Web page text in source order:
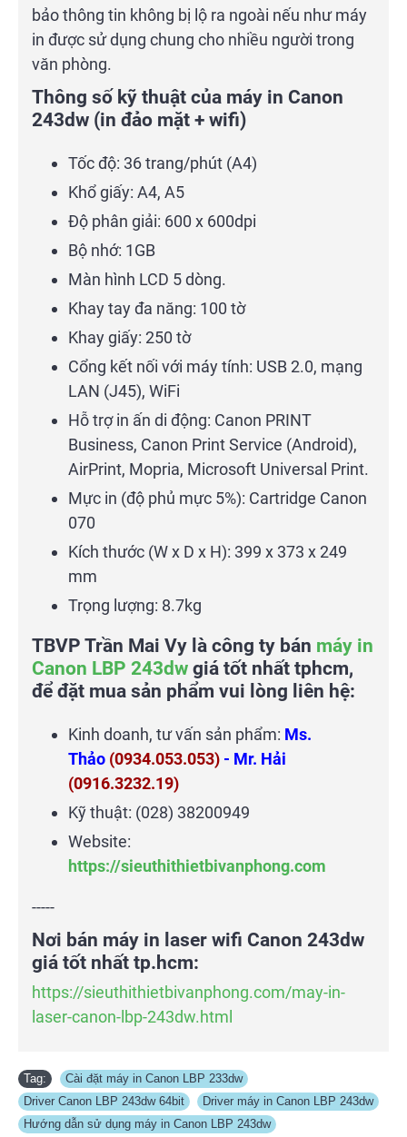
bảo thông tin không bị lộ ra ngoài nếu như máy
in được sử dụng chung cho nhiều người trong
văn phòng.
Thông số kỹ thuật của máy in Canon
243dw (in đảo mặt + wifi)
Tốc độ: 36 trang/phút (A4)
Khổ giấy: A4, A5
Độ phân giải: 600 x 600dpi
Bộ nhớ: 1GB
Màn hình LCD 5 dòng.
Khay tay đa năng: 100 tờ
Khay giấy: 250 tờ
Cổng kết nối với máy tính: USB 2.0, mạng
LAN (J45), WiFi
Hỗ trợ in ấn di động: Canon PRINT
Business, Canon Print Service (Android),
AirPrint, Mopria, Microsoft Universal Print.
Mực in (độ phủ mực 5%): Cartridge Canon
070
Kích thước (W x D x H): 399 x 373 x 249
mm
Trọng lượng: 8.7kg
TBVP Trần Mai Vy là công ty bán máy in
Canon LBP 243dw giá tốt nhất tphcm,
để đặt mua sản phẩm vui lòng liên hệ:
Kinh doanh, tư vấn sản phẩm: Ms.
Thảo (0934.053.053) - Mr. Hải
(0916.3232.19)
Kỹ thuật: (028) 38200949
Website:
https://sieuthithietbivanphong.com
-----
Nơi bán máy in laser wifi Canon 243dw
giá tốt nhất tp.hcm:
https://sieuthithietbivanphong.com/may-in-
laser-canon-lbp-243dw.html
Tag: Cài đặt máy in Canon LBP 233dw
Driver Canon LBP 243dw 64bit
Driver máy in Canon LBP 243dw
Hướng dẫn sử dụng máy in Canon LBP 243dw